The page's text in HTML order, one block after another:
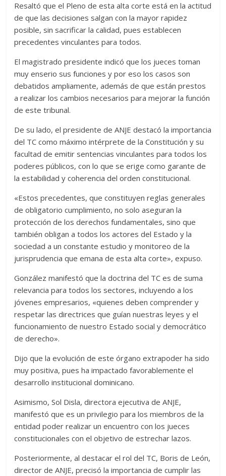
Resaltó que el Pleno de esta alta corte está en la actitud
de que las decisiones salgan con la mayor rapidez
posible, sin sacrificar la calidad, pues establecen
precedentes vinculantes para todos.
El magistrado presidente indicó que los jueces toman
muy enserio sus funciones y por eso los casos son
debatidos ampliamente, además de que están prestos
a realizar los cambios necesarios para mejorar la función
de este tribunal.
De su lado, el presidente de ANJE destacó la importancia
del TC como máximo intérprete de la Constitución y su
facultad de emitir sentencias vinculantes para todos los
poderes públicos, con lo que se erige como garante de
la estabilidad y coherencia del orden constitucional.
«Estos precedentes, que constituyen reglas generales
de obligatorio cumplimiento, no solo aseguran la
protección de los derechos fundamentales, sino que
también obligan a todos los actores del Estado y la
sociedad a un constante estudio y monitoreo de la
jurisprudencia que emana de esta alta corte», expuso.
González manifestó que la doctrina del TC es de suma
relevancia para todos los sectores, incluyendo a los
jóvenes empresarios, «quienes deben comprender y
respetar las directrices que guían nuestras leyes y el
funcionamiento de nuestro Estado social y democrático
de derecho».
Dijo que la evolución de este órgano extrapoder ha sido
muy positiva, pues ha impactado favorablemente el
desarrollo institucional dominicano.
Asimismo, Sol Disla, directora ejecutiva de ANJE,
manifestó que es un privilegio para los miembros de la
entidad poder realizar un encuentro con los jueces
constitucionales con el objetivo de estrechar lazos.
Posteriormente, al destacar el rol del TC, Boris de León,
director de ANJE, precisó la importancia de cumplir las